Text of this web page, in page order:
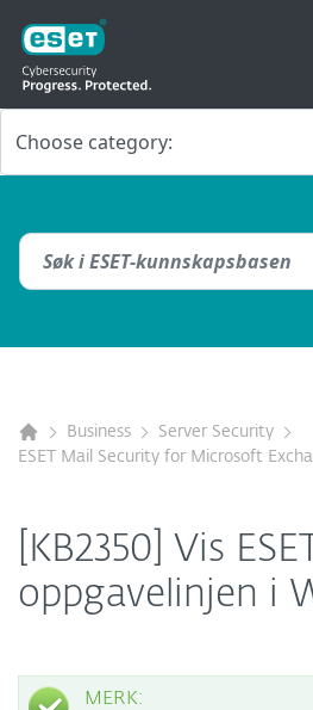
Business
Server Security
ESET Mail Security for Microsoft
[KB2350] Vis
oppgavelinjen i
MERK: